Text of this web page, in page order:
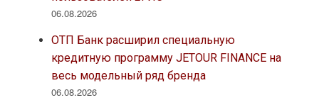
06.08.2026
ОТП Банк расширил специальную
кредитную программу JETOUR FINANCE на
весь модельный ряд бренда
06.08.2026